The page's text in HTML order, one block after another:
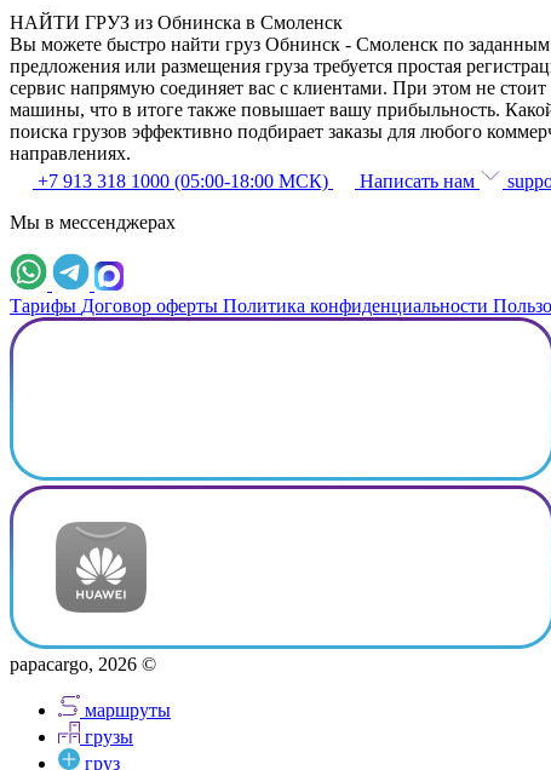
НАЙТИ ГРУЗ из Обнинска в Смоленск
Вы можете быстро найти груз Обнинск - Смоленск по заданным
предложения или размещения груза требуется простая
сервис напрямую соединяет вас с клиентами. При этом не
машины, что в итоге также повышает вашу прибыльность.
поиска грузов эффективно подбирает заказы для любого
направлениях.
+7 913 318 1000 (05:00-18:00 МСК)
Написать нам
Мы в мессенджерах
Тарифы Договор оферты Политика конфиденциальности
papacargo, 2026 ©
маршруты
грузы
груз